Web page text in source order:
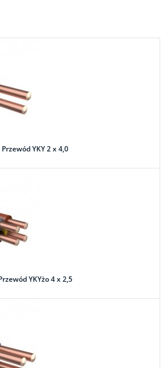
Przewód YKY 2 x 4,0
YKYżo 4 x 2,5